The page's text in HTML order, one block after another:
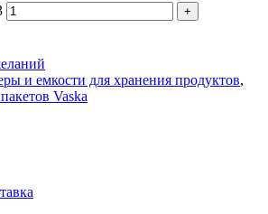
и емкости для хранения продуктов,
Vaska